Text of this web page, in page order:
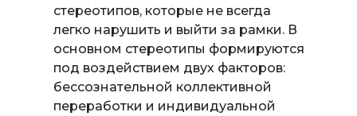
стереотипов, которые не всегда
легко нарушить и выйти за рамки. В
основном стереотипы формируются
под воздействием двух факторов:
бессознательной коллективной
переработки и индивидуальной